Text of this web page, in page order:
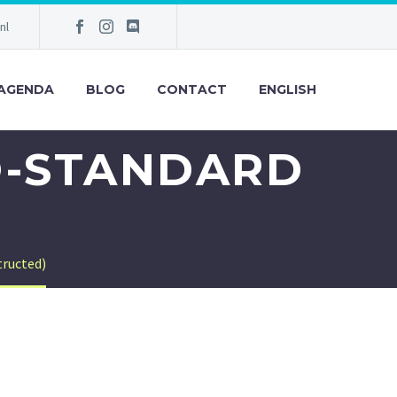
BLOG CONTACT ENGLISH
STANDARD